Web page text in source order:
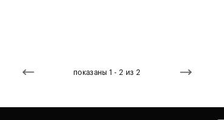
показаны 1 - 2 из 2